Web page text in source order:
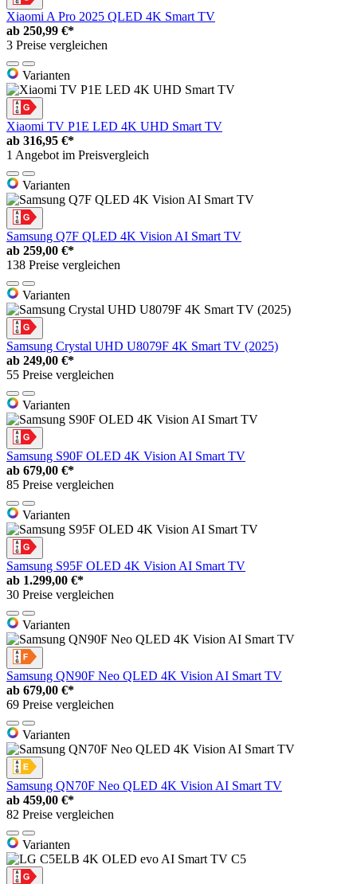
Xiaomi A Pro 2025 QLED 4K Smart TV
ab 250,99 €*
3 Preise vergleichen
Varianten
Xiaomi TV P1E LED 4K UHD Smart TV
ab 316,95 €*
1 Angebot im Preisvergleich
Varianten
Samsung Q7F QLED 4K Vision AI Smart TV
ab 259,00 €*
138 Preise vergleichen
Varianten
Samsung Crystal UHD U8079F 4K Smart TV (2025)
ab 249,00 €*
55 Preise vergleichen
Varianten
Samsung S90F OLED 4K Vision AI Smart TV
ab 679,00 €*
85 Preise vergleichen
Varianten
Samsung S95F OLED 4K Vision AI Smart TV
ab 1.299,00 €*
30 Preise vergleichen
Varianten
Samsung QN90F Neo QLED 4K Vision AI Smart TV
ab 679,00 €*
69 Preise vergleichen
Varianten
Samsung QN70F Neo QLED 4K Vision AI Smart TV
ab 459,00 €*
82 Preise vergleichen
Varianten